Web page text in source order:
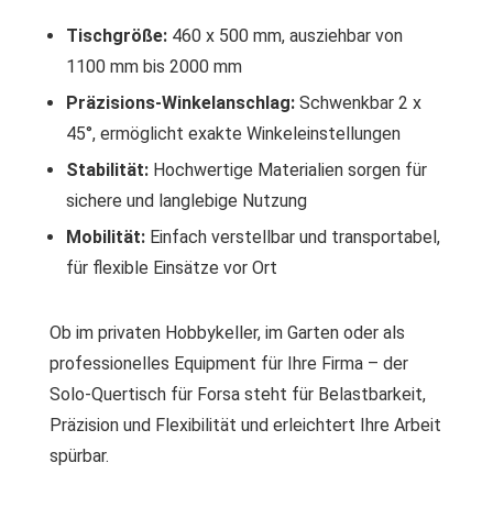
Tischgröße: 460 x 500 mm, ausziehbar von
1100 mm bis 2000 mm
Präzisions-Winkelanschlag: Schwenkbar 2 x
45°, ermöglicht exakte Winkeleinstellungen
Stabilität: Hochwertige Materialien sorgen für
sichere und langlebige Nutzung
Mobilität: Einfach verstellbar und transportabel,
für flexible Einsätze vor Ort
Ob im privaten Hobbykeller, im Garten oder als
professionelles Equipment für Ihre Firma – der
Solo-Quertisch für Forsa steht für Belastbarkeit,
Präzision und Flexibilität und erleichtert Ihre Arbeit
spürbar.